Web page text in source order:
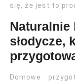
się, że jest to
Naturalnie
słodycze,
Domowe